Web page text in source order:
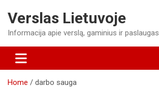
content
Verslas Lietuvoje
Informacija apie verslą, gaminius ir paslaugas
Home darbo sauga